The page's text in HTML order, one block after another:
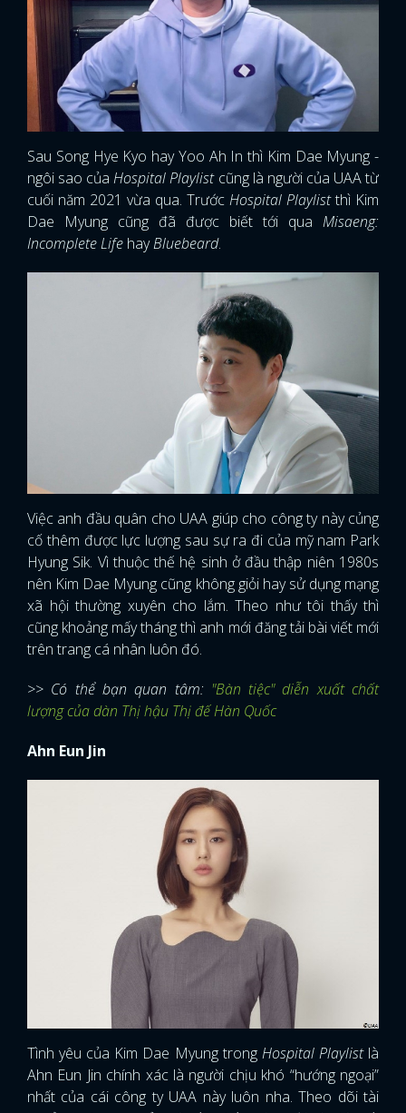
Sau Song Hye Kyo hay Yoo Ah In thì Kim Dae Myung -
ngôi sao củaHospital Playlist cũng là người của UAA từ
cuối năm 2021 vừa qua. Trước Hospital Playlistthì Kim
Dae Myung cũng đã được biết tới qua Misaeng:
Incomplete Life hayBluebeard.
Việc anh đầu quân cho UAA giúp cho công ty này củng
cố thêm được lực lượng sau sự ra đi của mỹ nam Park
Hyung Sik. Vì thuộc thế hệ sinh ở đầu thập niên 1980s
nên Kim Dae Myung cũng không giỏi hay sử dụng mạng
xã hội thường xuyên cho lắm. Theo như tôi thấy thì
cũng khoảng mấy tháng thì anh mới đăng tải bài viết mới
trên trang cá nhân luôn đó.
>> Có thể bạn quan tâm: "Bàn tiệc" diễn xuất chất
lượng của dàn Thị hậu Thị đế Hàn Quốc
Ahn Eun Jin
Tình yêu của Kim Dae Myung trong Hospital Playlist là
Ahn Eun Jin chính xác là người chịu khó “hướng ngoại”
nhất của cái công ty UAA này luôn nha. Theo dõi tài